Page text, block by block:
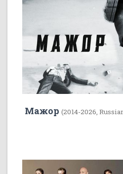
Мажор (2014-2026,